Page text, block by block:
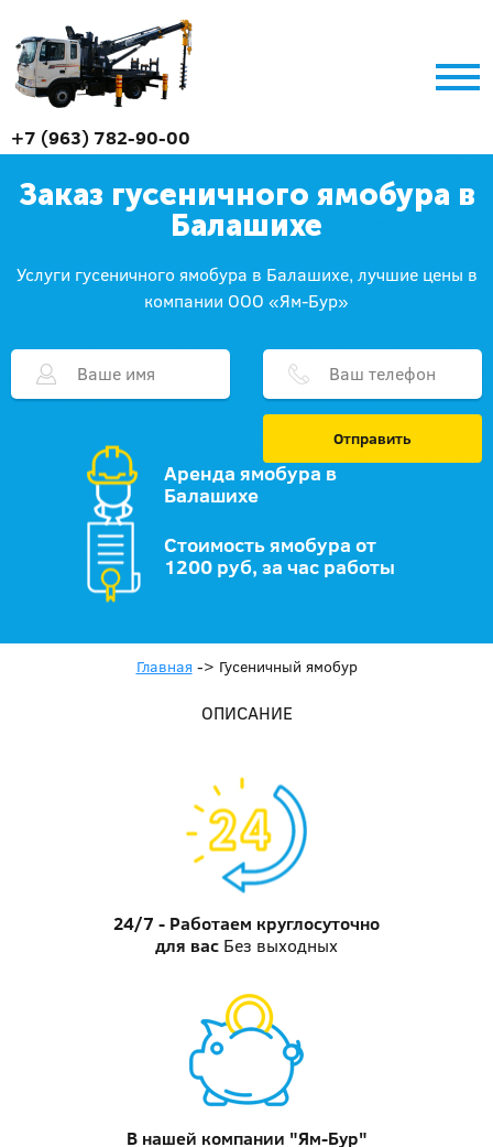
+7 (963) 782-90-00
Заказ гусеничного ямобура в
Балашихе
Услуги гусеничного ямобура в Балашихе, лучшие цены в
компании ООО «Ям-Бур»
Отправить
Аренда ямобура в
Балашихе
Стоимость ямобура от
1200 руб, за час работы
Главная -> Гусеничный ямобур
ОПИСАНИЕ
24/7 - Работаем круглосуточно
для вас Без выходных
В нашей компании "Ям-Бур"